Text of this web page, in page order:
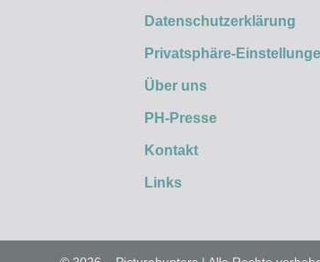
Datenschutzerklärung
Privatsphäre-
Über uns
PH-Presse
Kontakt
Links